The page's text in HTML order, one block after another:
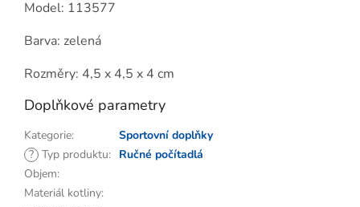
Model: 113577
Barva: zelená
Rozměry: 4,5 x 4,5 x 4 cm
Doplňkové parametry
Kategorie:
Sportovní doplňky
? Typ produktu: Ručné počítadlá
Objem:
Materiál kotliny: